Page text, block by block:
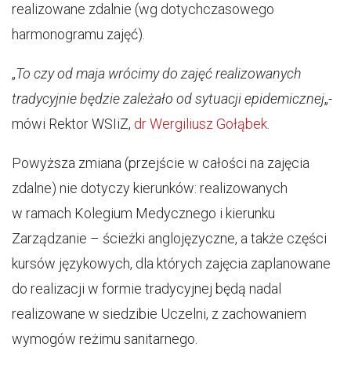
realizowane zdalnie (wg dotychczasowego
harmonogramu zajęć).
„To czy od maja wrócimy do zajęć realizowanych
tradycyjnie będzie zależało od sytuacji epidemicznej„-
mówi Rektor WSIiZ, dr Wergiliusz Gołąbek
Powyższa zmiana (przejście w całości na zajęcia
zdalne) nie dotyczy kierunków: realizowanych
w ramach Kolegium Medycznego i kierunku
Zarządzanie – ścieżki anglojęzyczne, a także części
kursów językowych, dla których zajęcia zaplanowane
do realizacji w formie tradycyjnej będą nadal
realizowane w siedzibie Uczelni, z zachowaniem
wymogów reżimu sanitarnego.